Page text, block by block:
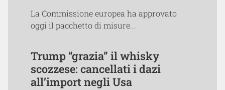
La Commissione europea ha approvato
oggi il pacchetto di misure...
Trump “grazia” il whisky
scozzese: cancellati i dazi
all’import negli Usa